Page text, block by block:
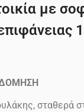
με
σταθερά